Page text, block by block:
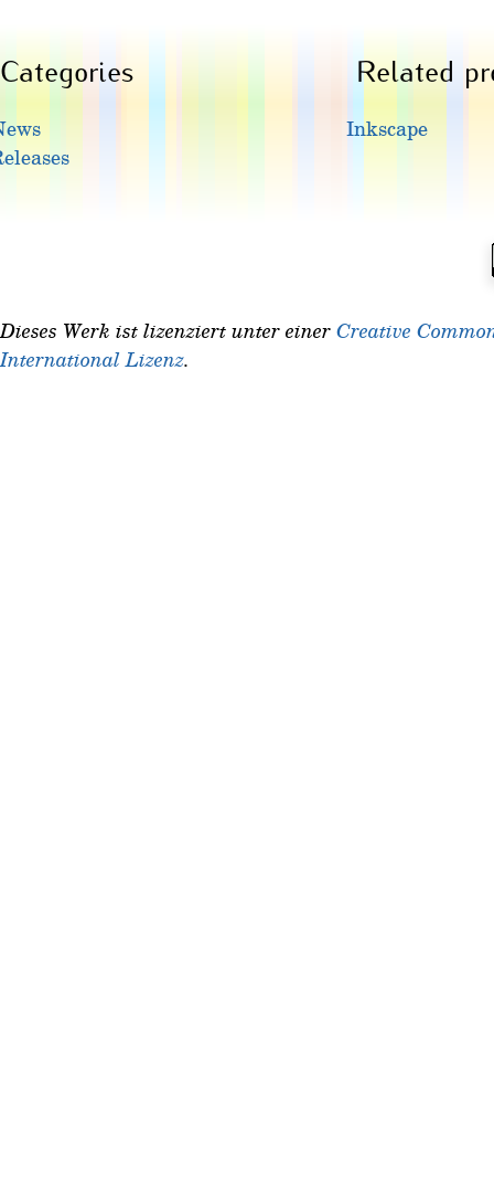
Categories Related
Inkscape
Dieses Werk ist lizenziert unter einerCreative
International Lizenz.